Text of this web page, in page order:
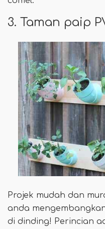
3. Taman paip
Projek mudah dan
anda
di dinding! Perincian